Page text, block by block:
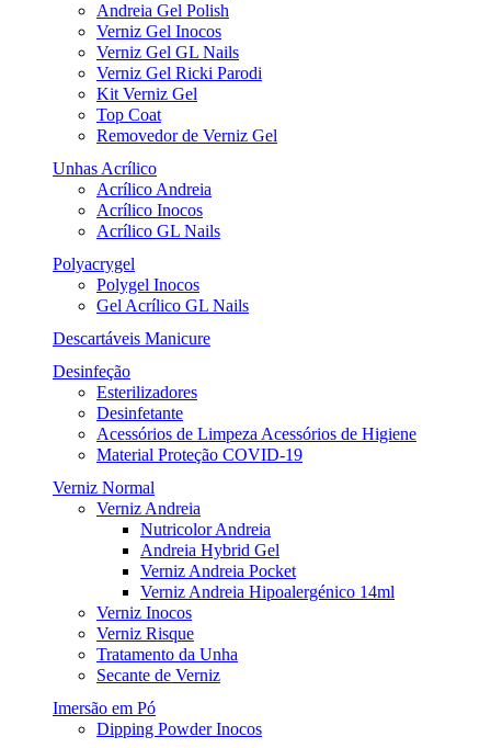
Andreia Gel Polish
Verniz Gel Inocos
Verniz Gel GL Nails
Verniz Gel Ricki Parodi
Kit Verniz Gel
Top Coat
Removedor de Verniz Gel
Unhas Acrílico
Acrílico Andreia
Acrílico Inocos
Acrílico GL Nails
Polyacrygel
Polygel Inocos
Gel Acrílico GL Nails
Descartáveis Manicure
Desinfeção
Esterilizadores
Desinfetante
Acessórios de Limpeza Acessórios de Higiene
Material Proteção COVID-19
Verniz Normal
Verniz Andreia
Nutricolor Andreia
Andreia Hybrid Gel
Verniz Andreia Pocket
Verniz Andreia Hipoalergénico 14ml
Verniz Inocos
Verniz Risque
Tratamento da Unha
Secante de Verniz
Imersão em Pó
Dipping Powder Inocos